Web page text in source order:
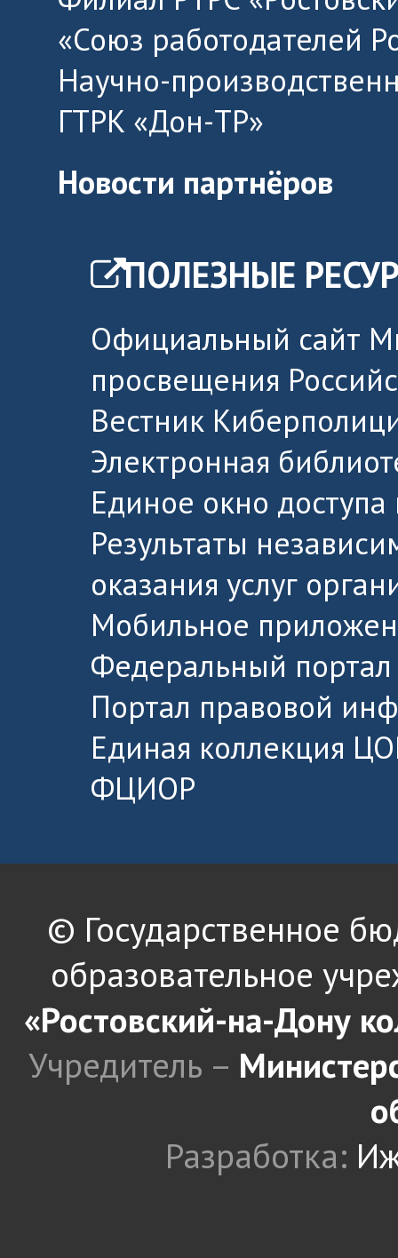
«Союз работодателей
Научно-
ГТРК «Дон-ТР»
Новости партнёров
ПОЛЕЗНЫЕ
Официальный сайт
просвещения
Вестник
Электронная
Единое окно
Результаты
оказания услуг
Мобильное
Федеральный портал
Портал правовой
Единая коллекция
ФЦИОР
© Государственное
образовательное
«Ростовский-на-Дону
Учредитель –
Разработка: